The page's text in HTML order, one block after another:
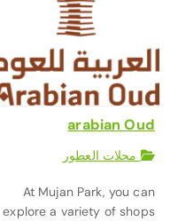
arabian Oud
محلات العطور
At Mujan Park, you can
explore a variety of shops